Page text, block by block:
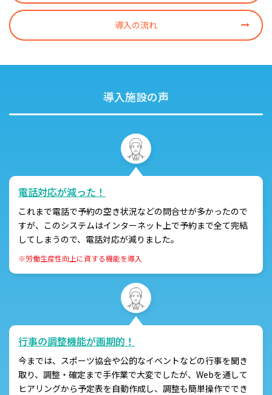
導入の流れ
導入施設の声
電話対応が減った！
これまで電話で予約の空き状況などの問合せが多かったので
すが、このシステムはインターネット上で予約まで全て完結
してしまうので、電話対応が減りました。
※労働生産性向上に資する機能を導入
行事の調整機能が画期的！
今までは、スポーツ協会や公的なイベントなどの行事を聞き
取り、調整・確定まで手作業で大変でしたが、Webを通して
ヒアリングから予定表を自動作成し、調整も簡単操作ででき